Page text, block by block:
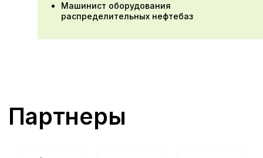
Машинист оборудования
распределительных нефтебаз